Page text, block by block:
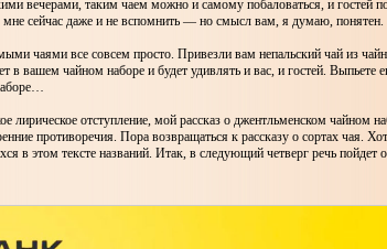
вечерами, таким чаем можно и самому побаловаться, и гостей
мне сейчас даже и не вспомнить — но смысл вам, я думаю, понятен.
чаями все совсем просто. Привезли вам непальский чай из
в вашем чайном наборе и будет удивлять и вас, и гостей. Выпьете
лирическое отступление, мой рассказ о джентльменском чайном
противоречия. Пора возвращаться к рассказу о сортах чая.
в этом тексте названий. Итак, в следующий четверг речь пойдет